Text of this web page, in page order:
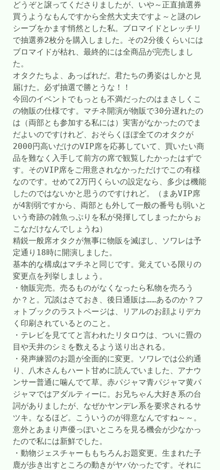
どうぞと譲ってくださりましたが、いや～正直抽選券
買うようなもんですから全然大丈夫ですよ～と謎のレ
シーブをかます悄然とした私。ブロマイドとレッチリ
で抽選券2枚分を購入しました。その2分後くらいには
ブロマイドが枯れ、最終的には全商品が完売しまし
た。
オタクたちよ、あっぱれだ。君たちの勇姿はしかと見
届けた。必ず抽選で勝とうな！！
今回のイベントでもっとも不満だったのはまさしくこ
の物販の仕様です。マチネ開演が物販で30分遅れたの
は（両部とも参加する私には）実害がなかったのでま
だよいのですけれど、おそらくほぼ全てのオタクが
2000円高いだけのVIP席を応募していて、買いたい商
品を難なく入手して前方の席で観覧したかったはずで
す。そのVIP席をご用意されなかっただけでこの有様
なのです。せめて2万円くらいの設定なら、多少は機能
したのではないかと思うのですけれど。（まあVIP席
が4割弱ですから、両部とも外して一般の番号も弱いと
いう奇跡の雑魚っぷりを私が発揮してしまったからぉ
こなだけなんでしょうね）
精鋭一般席オタクが無事に物販を滅ぼし、ソワレは予
定通り18時に開演しました。
基本的な構成はマチネと同じです。覚えている限りの
変更点を列挙しましょう。
・物販完売。売るものがなくなったら私物を売ろう
か？と。冗談はさておき、後日通販は……あるのか？フ
ォトブックのラストページは、リアルのお顔よりデカ
く印刷されているとのこと。
・テレビを見ててと言われたリタロウは、ついに畳の
目や天井のシミを数えるよう送り出される。
・発声練習のお題が全面的に変更。ソワレでは公約通
り、八木さんもハート甘めに読んでいました、アナウ
ンサー普通に噛んでて草。赤パジャマ青パジャマ黄パ
ジャマではアダルティーに。お兄ちゃん大好き系の台
詞がありましたが、なぜかヤンデレ系を要求されるサ
ツキ。なるほど。こういうのが得意なんですね～～。
意外とあまり声優っぽいところを見る機会が少なかっ
たので私には新鮮でした。
・動物ジェスチャーももちろんお題変更。生まれた子
鹿が歩き出すところの動きがヤバかったです。それに